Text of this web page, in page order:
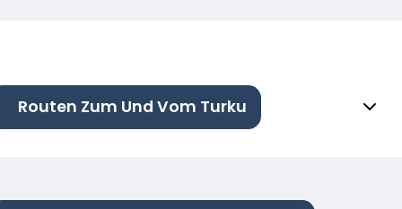
Routen Zum Und Vom Turku